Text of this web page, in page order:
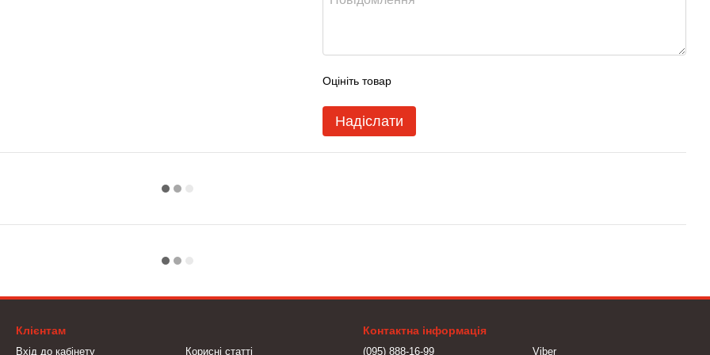
Оцініть товар
Надіслати
Клієнтам
Вхід до кабінету Корисні статті
Контактна інформація
(095) 888-16-99 Viber